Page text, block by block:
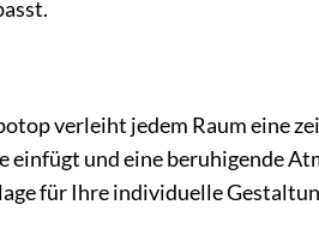
verleiht jedem Raum eine
und eine beruhigende
für Ihre individuelle